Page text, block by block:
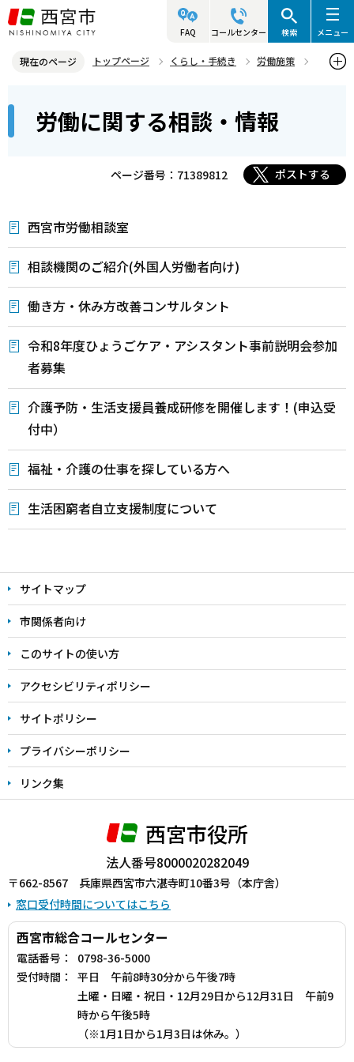
こ
の
ジ
先
FAQ コールセンター 検索 メニュー
現在のページ トップページ くらし・手続き
労働施策
こ
労働に関する相談・情報
ページ番号：71389812 ポストする
西宮市労働相談室
相談機関のご紹介(外国人労働者向け)
働き方・休み方改善コンサルタント
令和8年度ひょうごケア・アシスタント事前説明会参加
者募集
介護予防・生活支援員養成研修を開催します！(申込受
付中）
福祉・介護の仕事を探している方へ
生活困窮者自立支援制度について
文
こ
こ
ま
で
サイトマップ
市関係者向け
このサイトの使い方
アクセシビリティポリシー
サイトポリシー
プライバシーポリシー
リンク集
西宮市役所
法人番号8000020282049
〒662-8567 兵庫県西宮市六湛寺町10番3号（本庁舎）
窓口受付時間についてはこちら
西宮市総合コールセンター
電話番号：
0798-36-5000
受付時間：
平日 午前8時30分から午後7時
土曜・日曜・祝日・12月29日から12月31日 午前9
時から午後5時
（※1月1日から1月3日は休み。）